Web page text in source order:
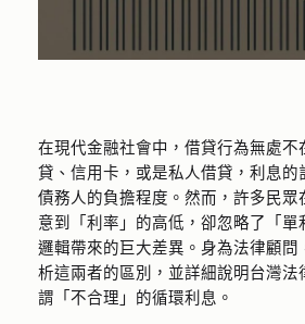
在現代金融社會中，借貸行為無處不
貸、信用卡，或是私人借貸，利息的
債務人的負擔程度。然而，許多民眾
意到「利率」的高低，卻忽略了「
邏輯帶來的巨大差異。身為法律顧問
析這兩者的區別，並詳細說明台灣法
謂「不合理」的循環利息。